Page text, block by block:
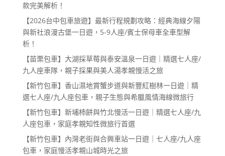
款完美解析！
【2026台中包車旅遊】最新行程規劃攻略：經典海線夕陽
與新社浪漫古堡一日遊，5-9人座/賓士保母車全車型解
析！
【苗栗包車】大湖採草莓與泰安溫泉一日遊｜精選七人座/
九人座車隊，親子採果與美人湯孝親慢活之旅
【新竹包車】香山濕地賞蟹步道與新豐紅樹林一日遊｜精
選七人座/九人座包車，親子生態與希臘風情海線微旅行
【新竹包車】新埔柿餅與竹北慢活一日遊｜精選七人座/九
人座包車，家庭孝親知性微旅行首選
【新竹包車】內灣老街與合興車站一日遊｜七人座/九人座
包車，家庭慢活孝親山城時光之旅